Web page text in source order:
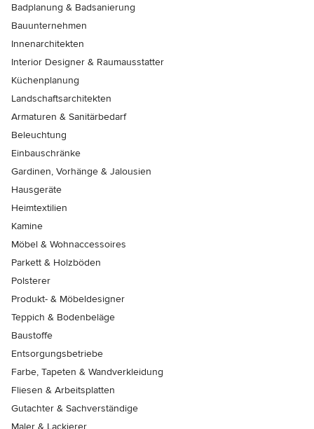
Badplanung & Badsanierung
Bauunternehmen
Innenarchitekten
Interior Designer & Raumausstatter
Küchenplanung
Landschaftsarchitekten
Armaturen & Sanitärbedarf
Beleuchtung
Einbauschränke
Gardinen, Vorhänge & Jalousien
Hausgeräte
Heimtextilien
Kamine
Möbel & Wohnaccessoires
Parkett & Holzböden
Polsterer
Produkt- & Möbeldesigner
Teppich & Bodenbeläge
Baustoffe
Entsorgungsbetriebe
Farbe, Tapeten & Wandverkleidung
Fliesen & Arbeitsplatten
Gutachter & Sachverständige
Maler & Lackierer